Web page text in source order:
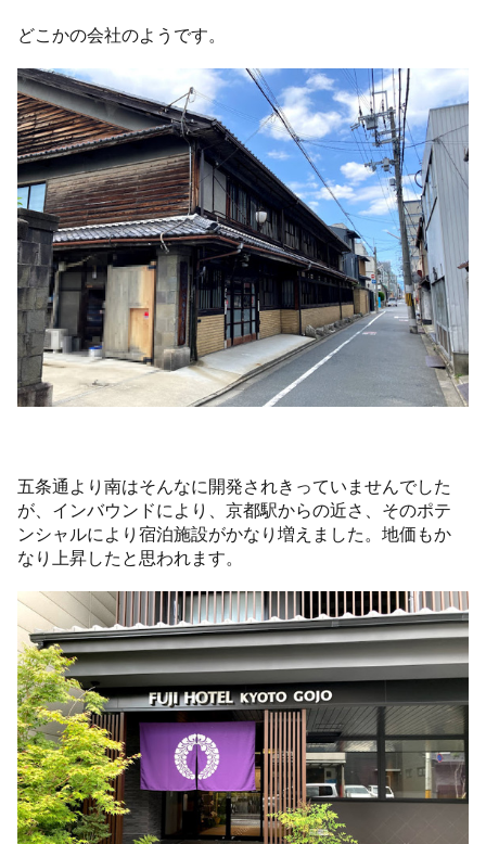
どこかの会社のようです。
五条通より南はそんなに開発されきっていませんでした
が、インバウンドにより、京都駅からの近さ、そのポテ
ンシャルにより宿泊施設がかなり増えました。地価もか
なり上昇したと思われます。